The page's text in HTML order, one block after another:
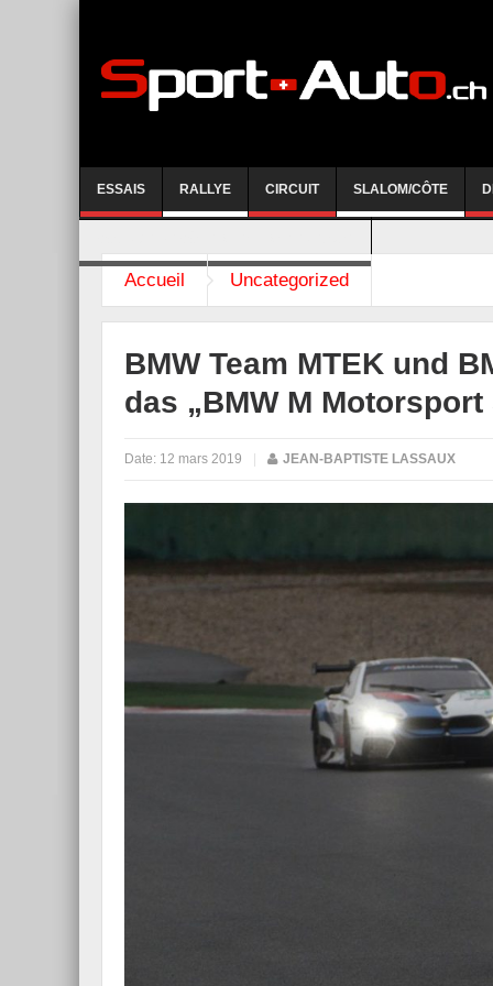
ESSAIS RALLYE CIRCUIT SLALOM/CÔTE
Accueil Uncategorized
BMW Team MTEK und
das „BMW M
Date: 12 mars 2019 JEAN-BAPTISTE LASSAUX